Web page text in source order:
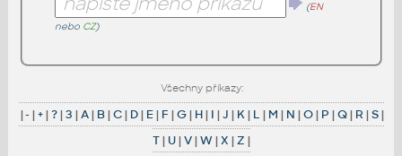
(EN
nebo CZ)
Všechny příkazy:
|- |+|?|3 |A| B|C| D| E| F |G| H| I |J | K| L | M | N |O| P |Q| R |S|
T| U|V|W|X |Z |